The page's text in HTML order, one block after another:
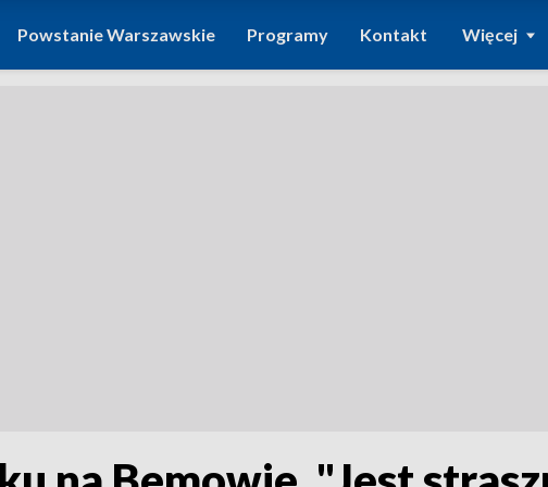
Powstanie Warszawskie Programy Kontakt Więcej